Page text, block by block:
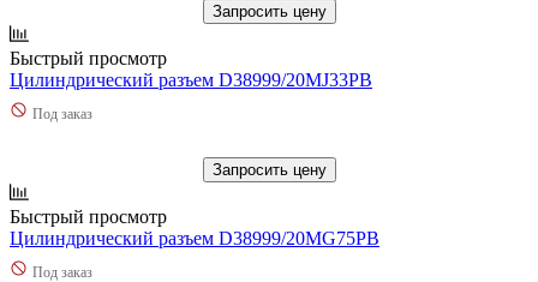
Запросить цену
Быстрый просмотр
Цилиндрический разъем D38999/20MJ33PB
Под заказ
Запросить цену
Быстрый просмотр
Цилиндрический разъем D38999/20MG75PB
Под заказ